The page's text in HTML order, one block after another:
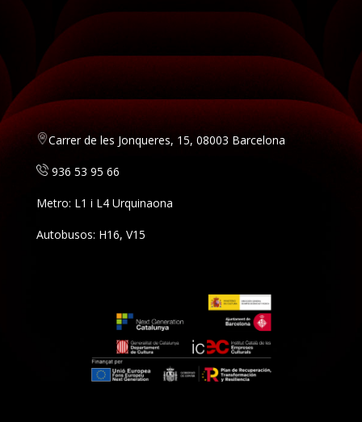
Carrer de les Jonqueres, 15, 08003 Barcelona
936 53 95 66
Metro: L1 i L4 Urquinaona
Autobusos: H16, V15